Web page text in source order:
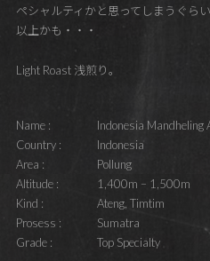
ペシャルティかと思ってしまうぐら
以上かも・・・
Light Roast 浅煎り。
Name :
Indonesia Mandheling
Country :
Indonesia
Area :
Pollung
Altitude :
1,400m – 1,500m
Kind :
Ateng, Timtim
Prosess :
Sumatra
Grade :
Top Specialty